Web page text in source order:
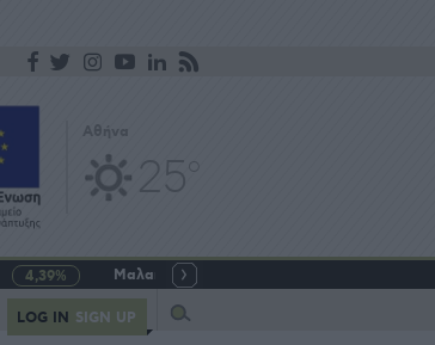
4,39% Μαλακό σιτάρι
LOG IN SIGN UP